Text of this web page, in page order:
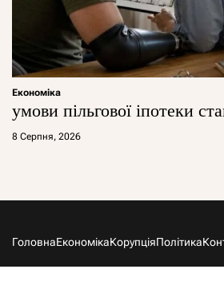
Економіка
умови пільгової іпотеки
8 Серпня, 2026
ГоловнаЕкономікаКорупціяПолітика